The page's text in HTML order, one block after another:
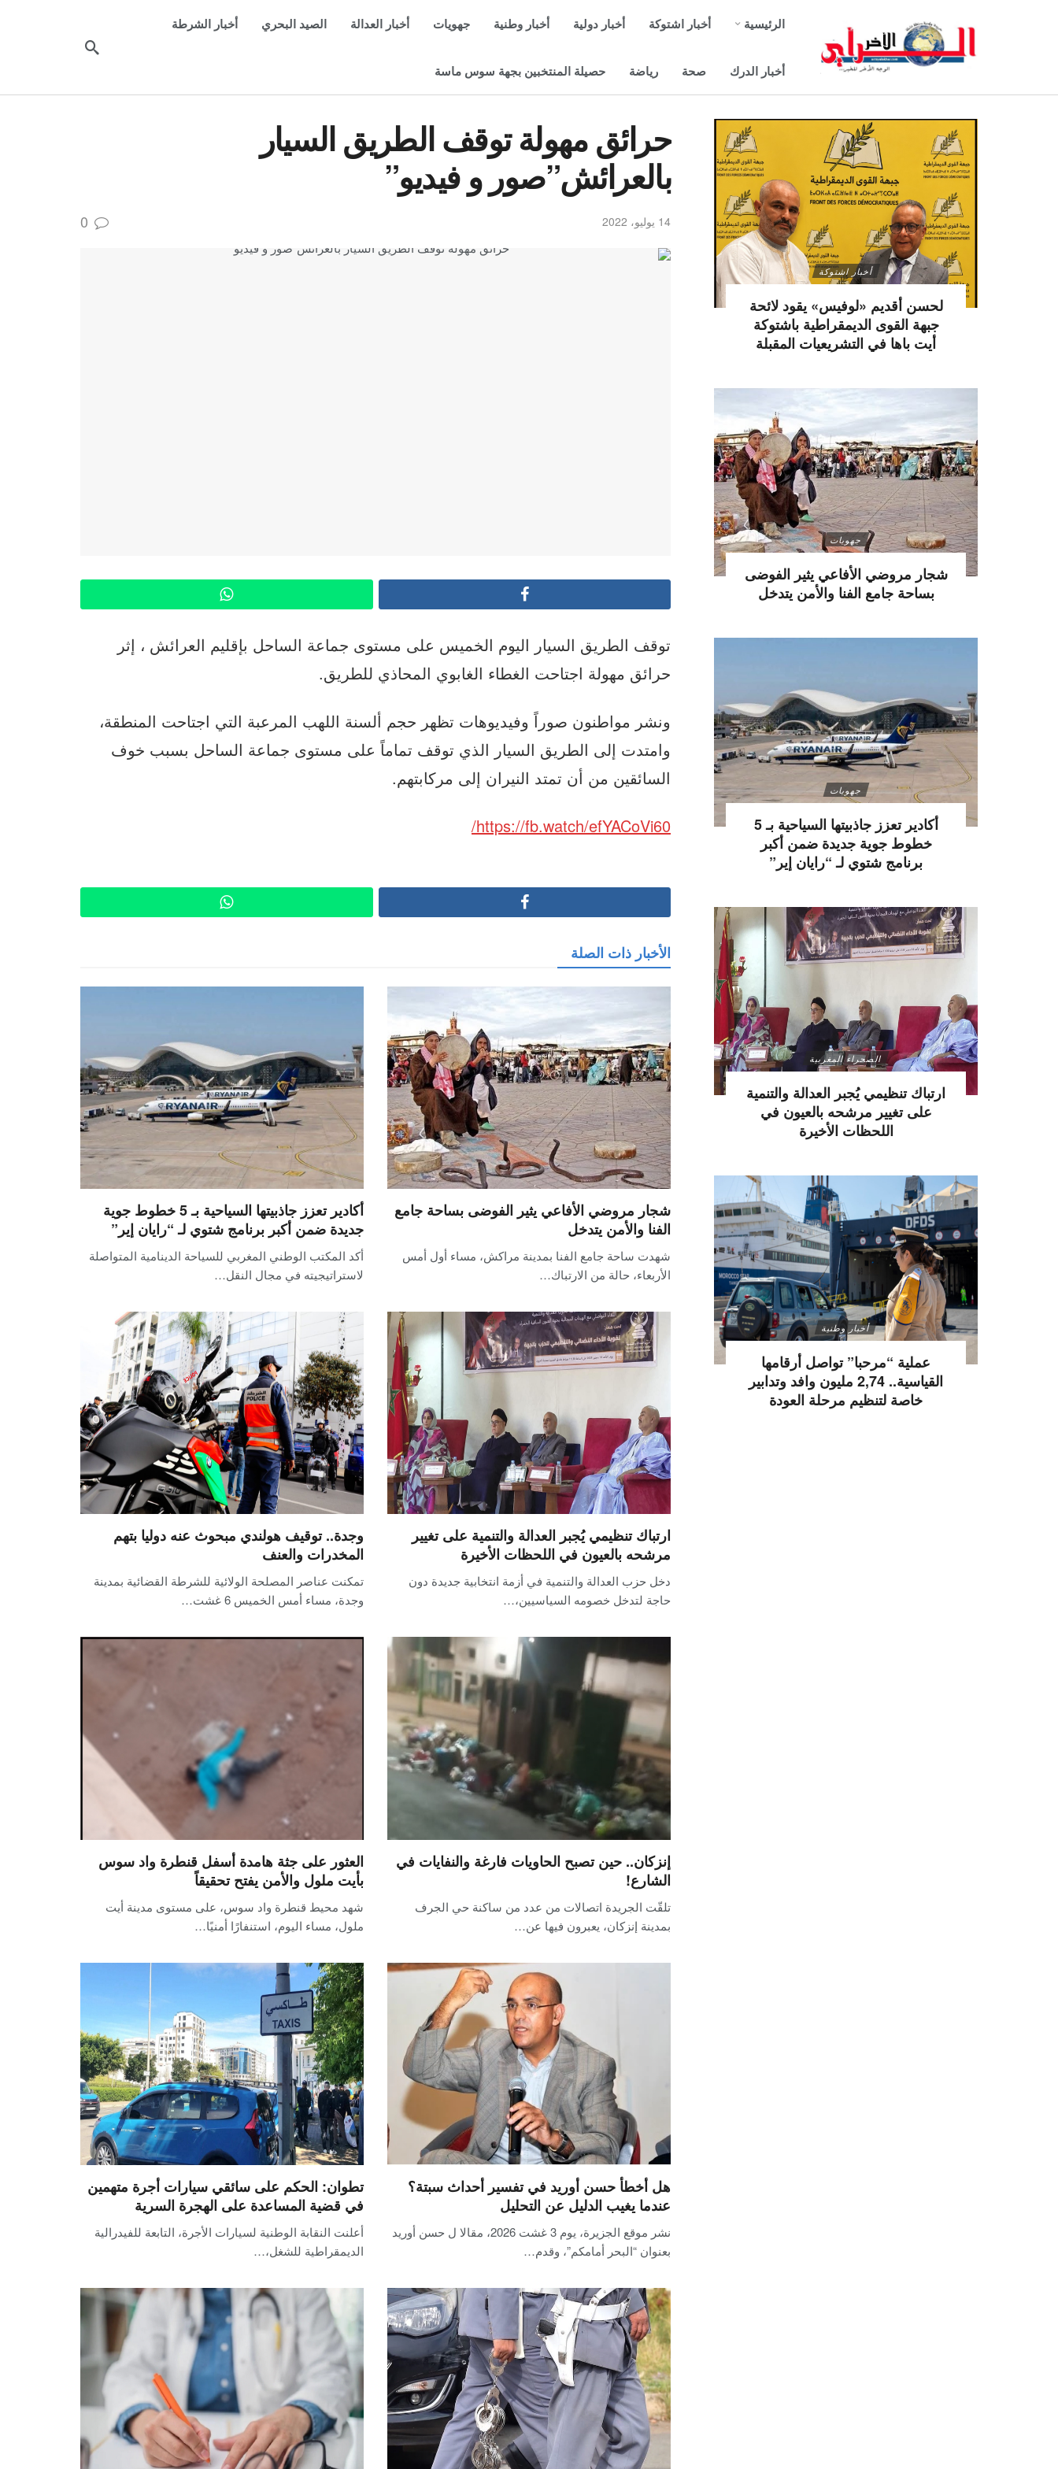
الرئيسية أخبار اشتوكة أخبار دولية أخبار وطنية جهويات أخبار العدالة الصيد البحري أخبار الشرطة
أخبار الدرك صحة رياضة حصيلة المنتخبين بجهة سوس ماسة
حرائق مهولة توقف الطريق السيار
بالعرائش”صور و فيديو”
14 يوليو، 2022 0
توقف الطريق السيار اليوم الخميس على مستوى جماعة الساحل بإقليم العرائش ، إثر
حرائق مهولة اجتاحت الغطاء الغابوي المحاذي للطريق.
ونشر مواطنون صوراً وفيديوهات تظهر حجم ألسنة اللهب المرعبة التي اجتاحت المنطقة،
وامتدت إلى الطريق السيار الذي توقف تماماً على مستوى جماعة الساحل بسبب خوف
السائقين من أن تمتد النيران إلى مركابتهم.
https://fb.watch/efYACoVi60/
الأخبار ذات الصلة
شجار مروضي الأفاعي يثير الفوضى بساحة جامع
الفنا والأمن يتدخل
شهدت ساحة جامع الفنا بمدينة مراكش، مساء أول أمس
الأربعاء، حالة من الارتباك…
أكادير تعزز جاذبيتها السياحية بـ 5 خطوط جوية
جديدة ضمن أكبر برنامج شتوي لـ “رايان إير”
أكد المكتب الوطني المغربي للسياحة الدينامية المتواصلة
لاستراتيجيته في مجال النقل…
ارتباك تنظيمي يُجبر العدالة والتنمية على تغيير
مرشحه بالعيون في اللحظات الأخيرة
دخل حزب العدالة والتنمية في أزمة انتخابية جديدة دون
حاجة لتدخل خصومه السياسيين،…
وجدة.. توقيف هولندي مبحوث عنه دوليا بتهم
المخدرات والعنف
تمكنت عناصر المصلحة الولائية للشرطة القضائية بمدينة
وجدة، مساء أمس الخميس 6 غشت…
إنزكان.. حين تصبح الحاويات فارغة والنفايات في
الشارع!
تلقّت الجريدة اتصالات من عدد من ساكنة حي الجرف
بمدينة إنزكان، يعبرون فيها عن…
العثور على جثة هامدة أسفل قنطرة واد سوس
بأيت ملول والأمن يفتح تحقيقاً
شهد محيط قنطرة واد سوس، على مستوى مدينة أيت
ملول، مساء اليوم، استنفارًا أمنيًا…
هل أخطأ حسن أوريد في تفسير أحداث سبتة؟
عندما يغيب الدليل عن التحليل
نشر موقع الجزيرة، يوم 3 غشت 2026، مقالا ل حسن أوريد
بعنوان “البحر أمامكم”، وقدم…
تطوان: الحكم على سائقي سيارات أجرة متهمين
في قضية المساعدة على الهجرة السرية
أعلنت النقابة الوطنية لسيارات الأجرة، التابعة للفيدرالية
الديمقراطية للشغل،…
أخبار اشتوكة
لحسن أقديم «لوفيس» يقود لائحة
جبهة القوى الديمقراطية باشتوكة
أيت باها في التشريعيات المقبلة
جهويات
شجار مروضي الأفاعي يثير الفوضى
بساحة جامع الفنا والأمن يتدخل
جهويات
أكادير تعزز جاذبيتها السياحية بـ 5
خطوط جوية جديدة ضمن أكبر
برنامج شتوي لـ “رايان إير”
الصحراء المغربية
ارتباك تنظيمي يُجبر العدالة والتنمية
على تغيير مرشحه بالعيون في
اللحظات الأخيرة
أخبار وطنية
عملية “مرحبا” تواصل أرقامها
القياسية.. 2,74 مليون وافد وتدابير
خاصة لتنظيم مرحلة العودة